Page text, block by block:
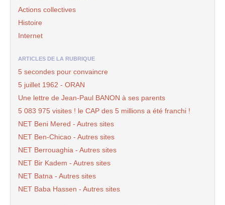
Actions collectives
Histoire
Internet
ARTICLES DE LA RUBRIQUE
5 secondes pour convaincre
5 juillet 1962 - ORAN
Une lettre de Jean-Paul BANON à ses parents
5 083 975 visites ! le CAP des 5 millions a été franchi !
NET Beni Mered - Autres sites
NET Ben-Chicao - Autres sites
NET Berrouaghia - Autres sites
NET Bir Kadem - Autres sites
NET Batna - Autres sites
NET Baba Hassen - Autres sites